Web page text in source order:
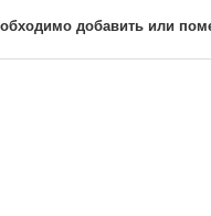
добавить или